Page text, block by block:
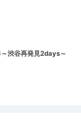
渋谷再発見2days～